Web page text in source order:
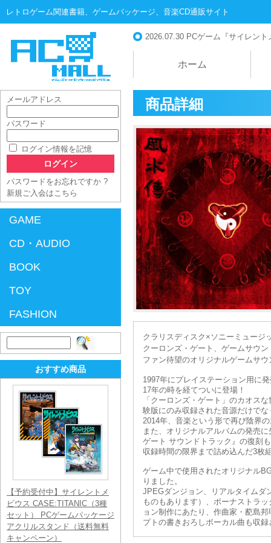
レトロゲーム関連書籍、ゲームパッケージ、音楽CD通販サイト
AC-MALL
2026.07.30 PCゲーム『サイレン
ホーム
商品詳細
クラリスディスク×ソニーミュージ
クーロンズ・ゲート、ゲームサウ
ファン待望のオリジナルゲームサ
1997年にプレイステーション用に
17年の時を経てついに登場！
「クーロンズ・ゲート」のカオス
験版にのみ収録された音源だけで
2014年、音楽という形で再び陰界
また、オリジナルアルバムの発売
ゲート サウンドトラック』の復刻
収録時間の限界まで詰め込んだ3枚
ゲーム中で使用されたオリジナル
りました。
JPEGダンジョン、リアルタイムダ
ものもあります）、ボーナストラ
ョン制作にあたり、作曲家・蓜島
プトの書きおろしボーカル曲も収録
メールアドレス
パスワード
ログイン情報を記憶
パスワードをお忘れですか ?
新規ご入会はこちら
GAME
CD・AUDIO
BOOK
TOY
FASHION
索:
おすすめ商品
【予約受付中】サイレントメ
ビウス CASE:TITANIC（3種
セット） PCゲームパッケージ
アクリルスタンド（送料無料
キャンペーン）